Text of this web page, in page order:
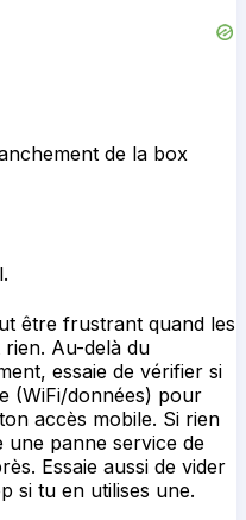
de la box
être frustrant quand les
rien. Au-delà du
essaie de vérifier si
(WiFi/données) pour
accès mobile. Si rien
panne service de
Essaie aussi de vider
si tu en utilises une.